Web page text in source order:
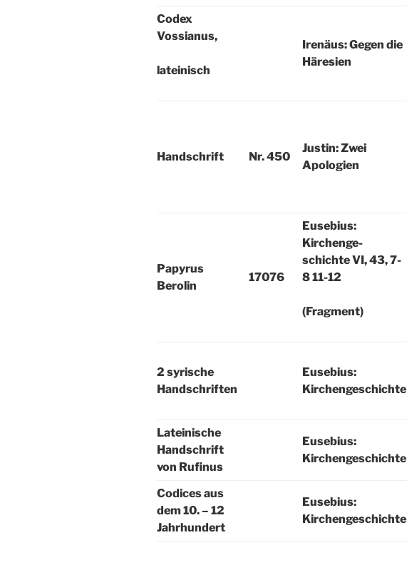
Codex
Vossianus,
lateinisch
Irenäus: Gegen die
Häresien
Handschrift Nr. 450
Justin: Zwei
Apologien
Papyrus
Berolin
17076
Eusebius:
Kirchenge-
schichte VI, 43, 7-
8 11-12
(Fragment)
2 syrische
Handschriften
Eusebius:
Kirchengeschichte
Lateinische
Handschrift
von Rufinus
Eusebius:
Kirchengeschichte
Codices aus
dem 10. – 12
Jahrhundert
Eusebius:
Kirchengeschichte